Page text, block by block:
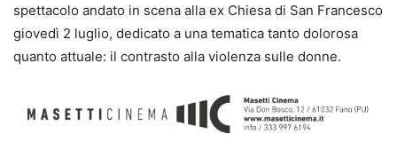
spettacolo andato in scena alla ex Chiesa di San Francesco
giovedì 2 luglio, dedicato a una tematica tanto dolorosa
quanto attuale: il contrasto alla violenza sulle donne.